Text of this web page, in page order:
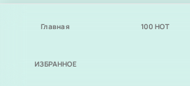
Главная 100 НОТ
ИЗБРАННОЕ